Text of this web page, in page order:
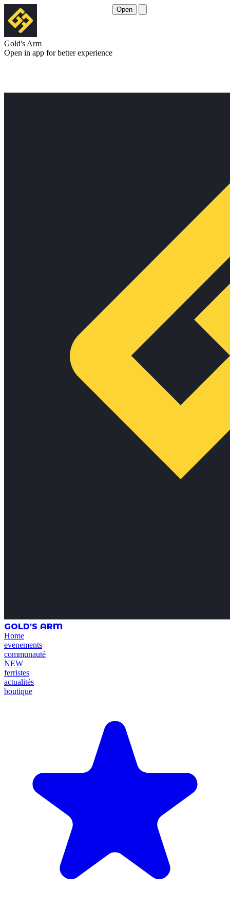
Gold's Arm
Open in app for better experience
Open
GOLD'S ARM
Home
evenements
communauté
NEW
ferristes
actualités
boutique